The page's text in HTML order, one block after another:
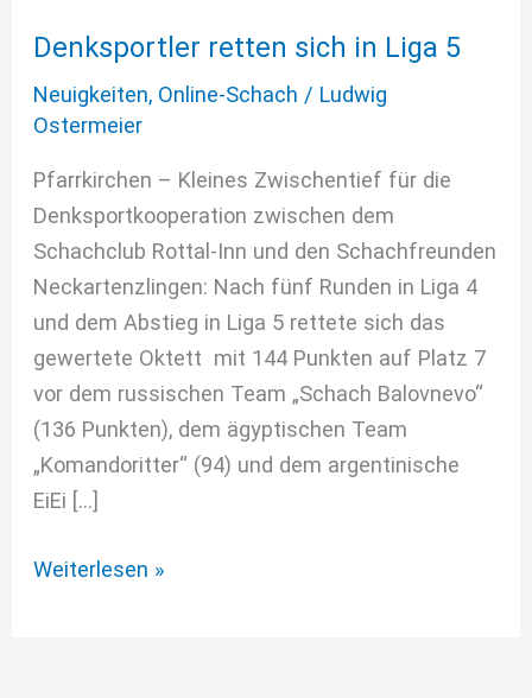
Denksportler retten sich in Liga 5
Neuigkeiten, Online-Schach / Ludwig
Ostermeier
Pfarrkirchen – Kleines Zwischentief für die
Denksportkooperation zwischen dem
Schachclub Rottal-Inn und den Schachfreunden
Neckartenzlingen: Nach fünf Runden in Liga 4
und dem Abstieg in Liga 5 rettete sich das
gewertete Oktett mit 144 Punkten auf Platz 7
vor dem russischen Team „Schach Balovnevo“
(136 Punkten), dem ägyptischen Team
„Komandoritter“ (94) und dem argentinische
EiEi […]
Denksportler
retten
sich
Liga
5
Weiterlesen »